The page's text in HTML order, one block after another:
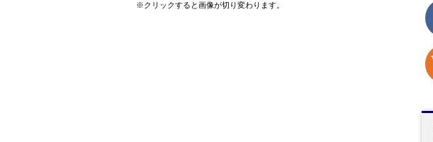
※クリックすると画像が切り変わります。